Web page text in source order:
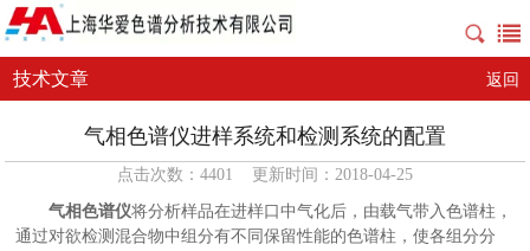
技术文章 返回
气相色谱仪进样系统和检测系统的配置
点击次数：4401 更新时间：2018-04-25
气相色谱仪将分析样品在进样口中气化后，由载气带入色谱柱，
通过对欲检测混合物中组分有不同保留性能的色谱柱，使各组分分